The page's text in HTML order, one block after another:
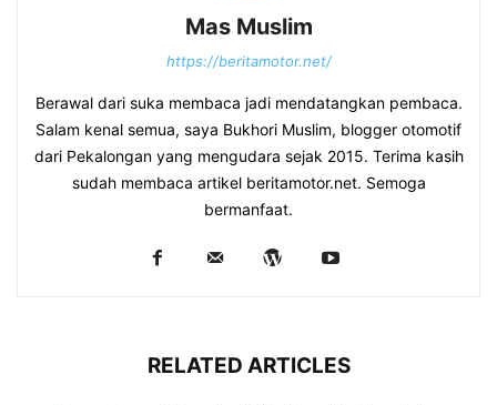
Mas Muslim
https://beritamotor.net/
Berawal dari suka membaca jadi mendatangkan pembaca.
Salam kenal semua, saya Bukhori Muslim, blogger otomotif
dari Pekalongan yang mengudara sejak 2015. Terima kasih
sudah membaca artikel beritamotor.net. Semoga
bermanfaat.
RELATED ARTICLES